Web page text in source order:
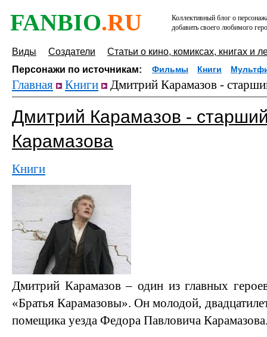
FANBIO.RU
Коллективный блог о
добавить своего любимого
Виды Создатели
Статьи о кино, комиксах, книгах и
Персонажи по источникам:
Фильмы Книги
Главная Книги Дмитрий Карамазов -
Дмитрий Карамазов -
Карамазова
Книги
Дмитрий Карамазов – один из главных
«Братья Карамазовы». Он молодой,
помещика уезда Федора Павловича